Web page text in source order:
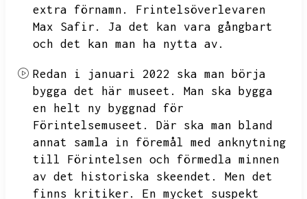
extra förnamn.
Frintelsöverlevaren
Max Safir.
Ja det kan vara gångbart
och det kan man ha nytta av.
Redan i januari 2022 ska man börja
bygga det här museet.
Man ska bygga
en helt ny byggnad för
Förintelsemuseet.
Där ska man bland
annat samla in föremål med anknytning
till Förintelsen och förmedla minnen
av det historiska skeendet.
Men det
finns kritiker.
En mycket suspekt